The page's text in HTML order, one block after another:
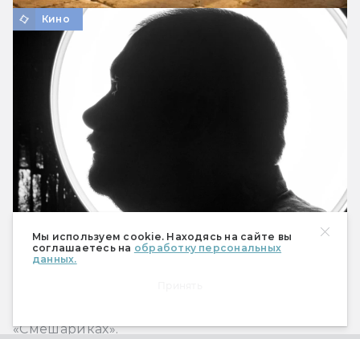
Мы используем cookie. Находясь на сайте вы
соглашаетесь на обработку персональных
данных.
Кино
«”Смешарики” вернули мне веру в
человечество»: беседа с Сергеем
«Смешариках».